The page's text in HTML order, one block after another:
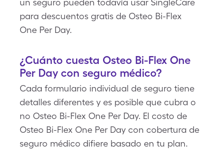
un seguro pueden todavía usar SingleCare
para descuentos gratis de Osteo Bi-Flex
One Per Day.
¿Cuánto cuesta Osteo Bi-Flex One
Per Day con seguro médico?
Cada formulario individual de seguro tiene
detalles diferentes y es posible que cubra o
no Osteo Bi-Flex One Per Day. El costo de
Osteo Bi-Flex One Per Day con cobertura de
seguro médico difiere basado en tu plan.